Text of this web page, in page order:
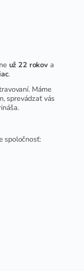
už 22 rokova
.
Máme
sprevádzať vás
spoločnosť: